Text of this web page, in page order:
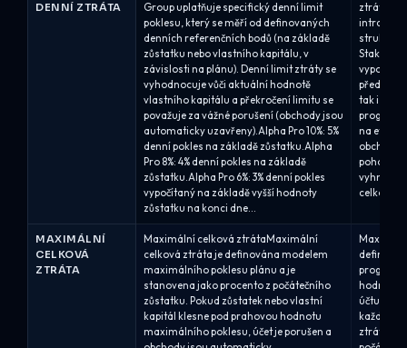
DENNÍ ZTRÁTA
Group uplatňuje specifický denní limit
poklesu, který se měří od definovaných
denních referenčních bodů (na základě
zůstatku nebo vlastního kapitálu, v
závislosti na plánu). Denní limit ztráty se
vyhodnocuje vůči aktuální hodnotě
vlastního kapitálu a překročení limitu se
považuje za vážné porušení (obchody jsou
automaticky uzavřeny).Alpha Pro 10%: 5%
denní pokles na základě zůstatku.Alpha
Pro 8%: 4% denní pokles na základě
zůstatku.Alpha Pro 6%: 3% denní pokles
vypočítaný na základě vyšší hodnoty
zůstatku na konci dne...
ztrát u
struktur
Stakes:
tak i
program
na etapu
pohodlně
vyhnuli
celkový
MAXIMÁLNÍ
CELKOVÁ
ZTRÁTA
Maximální celková ztrátaMaximální
celková ztráta je definována modelem
maximálního poklesu plánu a je
stanovena jako procento z počátečního
zůstatku. Pokud zůstatek nebo vlastní
kapitál klesne pod prahovou hodnotu
maximálního poklesu, účet je porušen a
definuje
program,
hodnoty
každém
ztráta 4